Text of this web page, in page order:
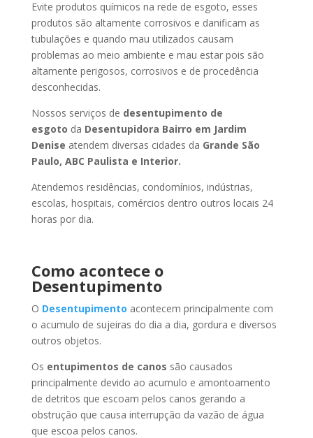
Evite produtos químicos na rede de esgoto, esses
produtos são altamente corrosivos e danificam as
tubulações e quando mau utilizados causam
problemas ao meio ambiente e mau estar pois são
altamente perigosos, corrosivos e de procedência
desconhecidas.
Nossos serviços de desentupimento de
esgoto da Desentupidora Bairro em Jardim
Denise atendem diversas cidades da Grande São
Paulo, ABC Paulista e Interior.
Atendemos residências, condomínios, indústrias,
escolas, hospitais, comércios dentro outros locais 24
horas por dia.
Como acontece o
Desentupimento
O Desentupimento acontecem principalmente com
o acumulo de sujeiras do dia a dia, gordura e diversos
outros objetos.
Os entupimentos de canos são causados
principalmente devido ao acumulo e amontoamento
de detritos que escoam pelos canos gerando a
obstrução que causa interrupção da vazão de água
que escoa pelos canos.